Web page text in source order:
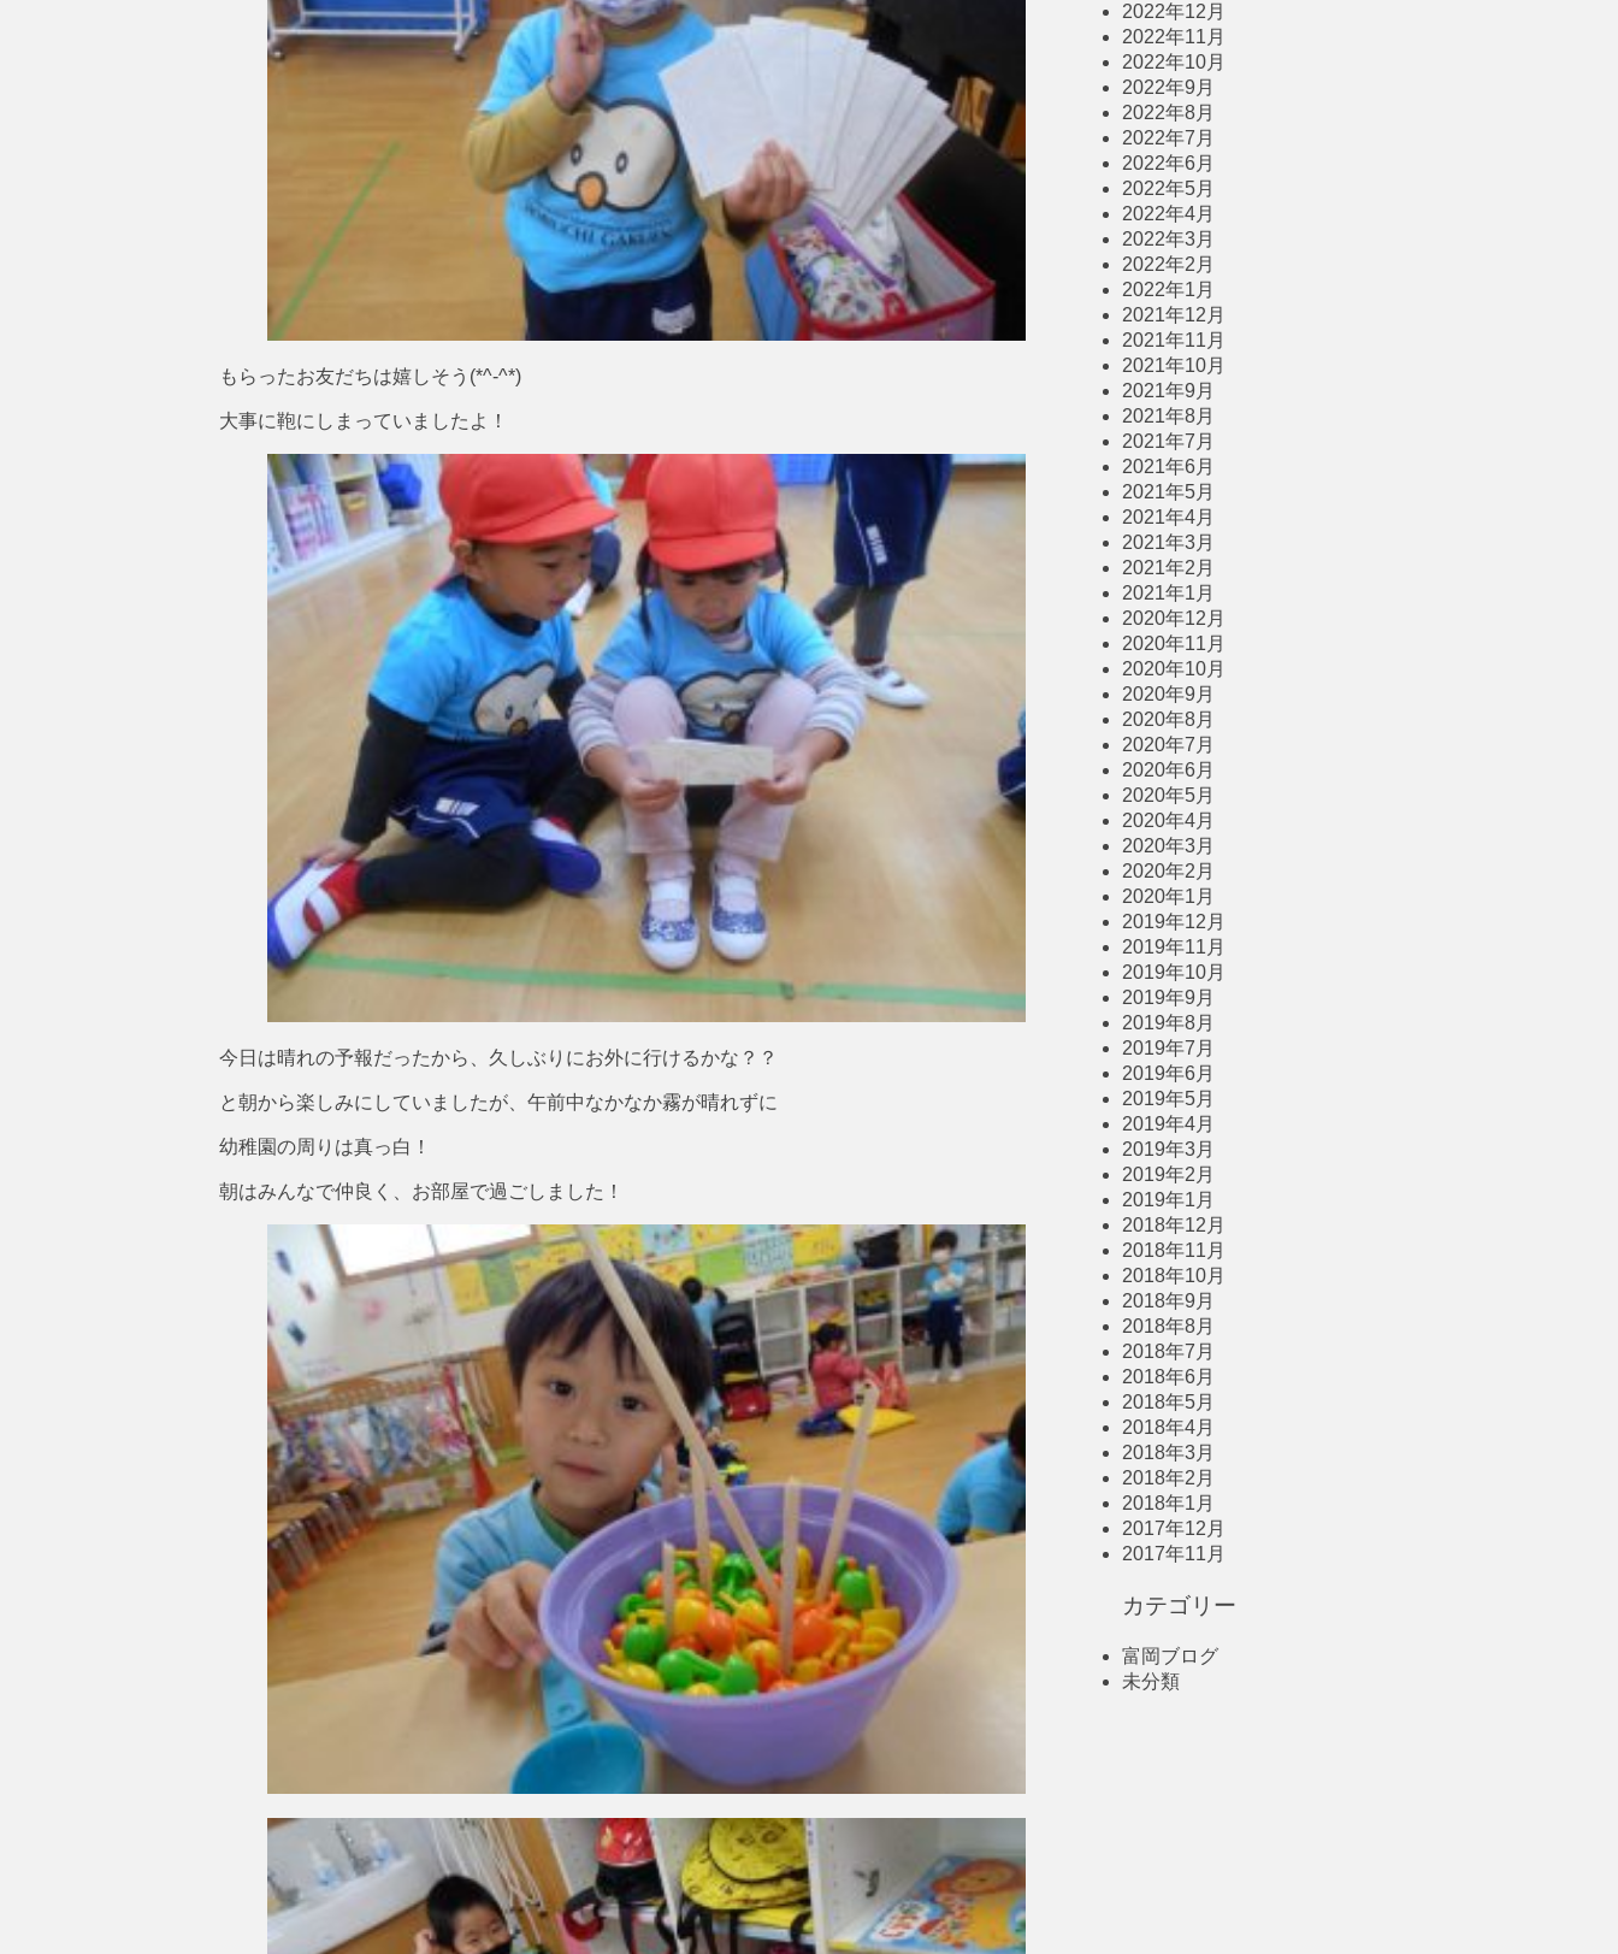
もらったお友だちは嬉しそう(*^-^*)
大事に鞄にしまっていましたよ！
今日は晴れの予報だったから、久しぶりにお外に行けるかな？？
と朝から楽しみにしていましたが、午前中なかなか霧が晴れずに
幼稚園の周りは真っ白！
朝はみんなで仲良く、お部屋で過ごしました！
2022年12月
2022年11月
2022年10月
2022年9月
2022年8月
2022年7月
2022年6月
2022年5月
2022年4月
2022年3月
2022年2月
2022年1月
2021年12月
2021年11月
2021年10月
2021年9月
2021年8月
2021年7月
2021年6月
2021年5月
2021年4月
2021年3月
2021年2月
2021年1月
2020年12月
2020年11月
2020年10月
2020年9月
2020年8月
2020年7月
2020年6月
2020年5月
2020年4月
2020年3月
2020年2月
2020年1月
2019年12月
2019年11月
2019年10月
2019年9月
2019年8月
2019年7月
2019年6月
2019年5月
2019年4月
2019年3月
2019年2月
2019年1月
2018年12月
2018年11月
2018年10月
2018年9月
2018年8月
2018年7月
2018年6月
2018年5月
2018年4月
2018年3月
2018年2月
2018年1月
2017年12月
2017年11月
カテゴリー
富岡ブログ
未分類